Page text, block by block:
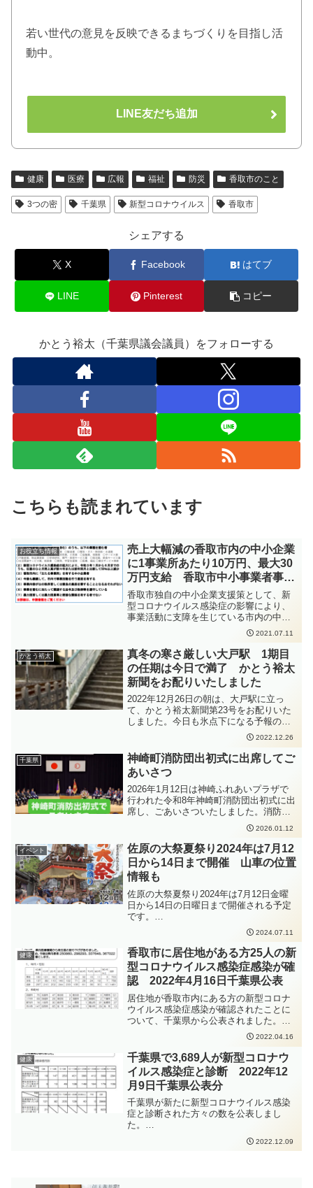
若い世代の意見を反映できるまちづくりを目指し活
動中。
LINE友だち追加
健康 医療 広報 福祉 防災 香取市のこと
3つの密 千葉県 新型コロナウイルス 香取市
シェアする
X Facebook はてブ
LINE Pinterest コピー
かとう裕太（千葉県議会議員）をフォローする
こちらも読まれています
お役立ち情報
売上大幅減の香取市内の中小企業
に1事業所あたり10万円、最大30
万円支給 香取市中小事業者事業
継続支援金
香取市独自の中小企業支援策として、新
型コロナウイルス感染症の影響により、
事業活動に支障を生じている市内の中企
業等に対し、1事業所あたり10万円、最大
30万円の香取市中小事業者事業継続支援
金が支給されます。対象となるのは、新
型コロナウイルス感染症の拡大により、
令和3年1月から6月までのうち、任意のひ
と月の売上高が前々年または前年同月と
比較して50％以上減少した中小企業者
（個人事業主を含む）で、引き続き市内
で営業する事業者です。
2021.07.11
かとう裕太
真冬の寒さ厳しい大戸駅 1期目
の任期は今日で満了 かとう裕太
新聞をお配りいたしました
2022年12月26日の朝は、大戸駅に立っ
て、かとう裕太新聞第23号をお配りいた
しました。今日も氷点下になる予報の朝
で、とても寒い朝でした。いつものよう
に立っていると、車の窓を開けて「当選
おめでとうございます！」と言ってくだ
さる方や、「いつも見てます。おめでと
う！」と言ってくださる方もいらっしゃ
いました。ありがとうございます。本日
12月26日で、香取市議会議員の1期目の任
期が満了となります。そして、明日12月
期目の経験を活かして、2期目も確りと活
動をし、ご報告して参ります。かとう裕
太の2期目の活動もチェックしていただけ
れば幸いです。
2022.12.26
千葉県
神崎町消防団出初式に出席してご
あいさつ
2026年1月12日は神崎ふれあいプラザで
行われた令和8年神崎町消防団出初式に出
席し、ごあいさついたしました。消防団
員のみなさんが日頃から町民のみなさん
の安心安全や生命・身体・財産を守る活
動をされていることに敬意と感謝を表し
ます。また、本日表彰を受けられたみな
さん、おめでとうございます。式典の後
は、成田市消防音楽隊のみなさんの演奏
を楽しませていただきました。
2026.01.12
イベント
佐原の大祭夏祭り2024年は7月12
日から14日まで開催 山車の位置
情報も
佐原の大祭夏祭り2024年は7月12日金曜
日から14日の日曜日まで開催される予定
です。
https://www.city.katori.lg.jp/sightseeing/m
atsuri/introduction/natsu.html今週末はお
天気が少し心配ですが、佐原の大祭は雨
が降っても行われます。
https://weathernews.jp/onebox/tenki/chiba
/12236/山車が今どこにいるのか知りたい
方は、山車の位置情報サービスサイトを
ご覧いただくと山車がいる場所がすぐに
わかります。https://imachizu.jp/sawara-
taisai/map/#/佐原の大祭中は道路の通行
止めなどもありますので、ご注意くださ
い。
2024.07.11
健康
香取市に居住地がある方25人の新
型コロナウイルス感染症感染が確
認 2022年4月16日千葉県公表
居住地が香取市内にある方の新型コロナ
ウイルス感染症感染が確認されたことに
ついて、千葉県から公表されました。新
型コロナウイルス感染症の感染拡大防止
のため、手洗いの徹底、人と人との距離
をできるだけ2m以上（最低1m以上）取
ること、会話をするときはマスクを着用
すること、密集・密接・密閉を避けるこ
となどの感染症対策をしっかりと行って
いただくよう、お願いいたします。
2022.04.16
健康
千葉県で3,689人が新型コロナウ
イルス感染症と診断 2022年12
月9日千葉県公表分
千葉県が新たに新型コロナウイルス感染
症と診断された方々の数を公表しまし
た。
https://www.pref.chiba.lg.jp/shippei/press/
2022/ncov20221209-1.html発生届出の対
2022.12.09